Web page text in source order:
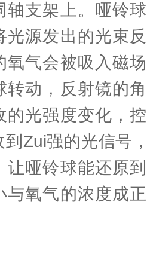
轴支架上。哑铃
光源发出的光束
氧气会被吸入磁
转动，反射镜的
的光强度变化，
到Zui强的光信号
让哑铃球能还原
与氧气的浓度成